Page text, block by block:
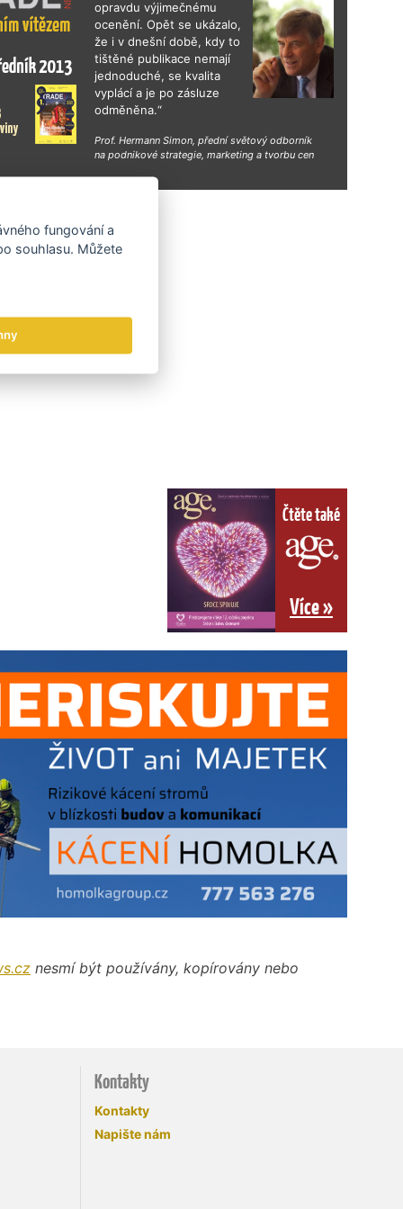
opravdu výjimečnému
ocenění. Opět se ukázalo,
že i v dnešní době, kdy to
tištěné publikace nemají
jednoduché, se kvalita
vyplácí a je po zásluze
odměněna.“
Prof. Hermann Simon, přední světový odborník
na podnikové strategie, marketing a tvorbu cen
Čtěte také
Více »
nesmí být používány, kopírovány nebo
Kontakty
Kontakty
Napište nám
fungování a
souhlasu. Můžete